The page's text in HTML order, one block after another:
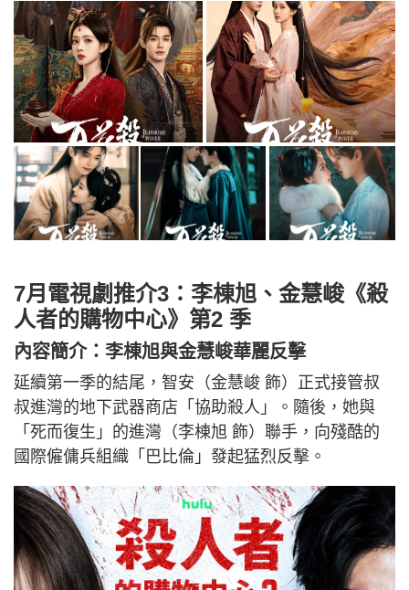
7月電視劇推介3：李棟旭、金慧峻《殺
人者的購物中心》第2 季
內容簡介：李棟旭與金慧峻華麗反擊
延續第一季的結尾，智安（金慧峻 飾）正式接管叔
叔進灣的地下武器商店「協助殺人」。隨後，她與
「死而復生」的進灣（李棟旭 飾）聯手，向殘酷的
國際僱傭兵組織「巴比倫」發起猛烈反擊。